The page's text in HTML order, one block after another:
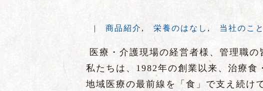
| 商品紹介 , 栄養のはなし , 当社のこと
医療・介護現場の経営者様、管理職の
私たちは、1982年の創業以来、治療食
地域医療の最前線を「食」で支え続け